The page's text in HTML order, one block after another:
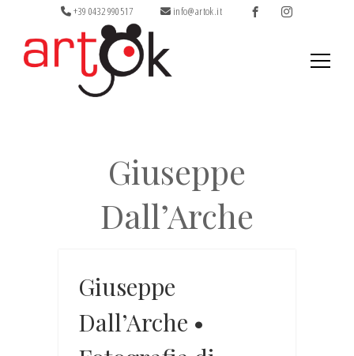
+39 0432 990517 info@artok.it
Giuseppe
Dall’Arche
Giuseppe
Dall’Arche •